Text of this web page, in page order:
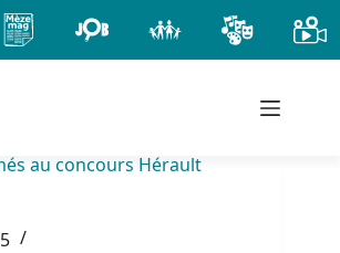
au concours Hérault